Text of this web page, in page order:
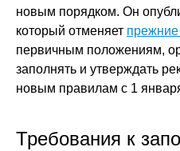
новым порядком. Он
который отменяет
первичным положениям,
заполнять и утверждать
новым правилам с 1
Требования к